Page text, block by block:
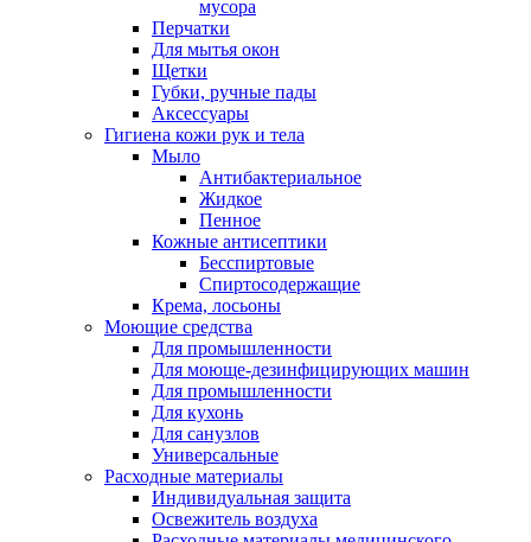
мусора
Перчатки
Для мытья окон
Щетки
Губки, ручные пады
Аксессуары
Гигиена кожи рук и тела
Мыло
Антибактериальное
Жидкое
Пенное
Кожные антисептики
Бесспиртовые
Cпиртосодержащие
Крема, лосьоны
Моющие средства
Для промышленности
Для моюще-дезинфицирующих машин
Для промышленности
Для кухонь
Для санузлов
Универсальные
Расходные материалы
Индивидуальная защита
Освежитель воздуха